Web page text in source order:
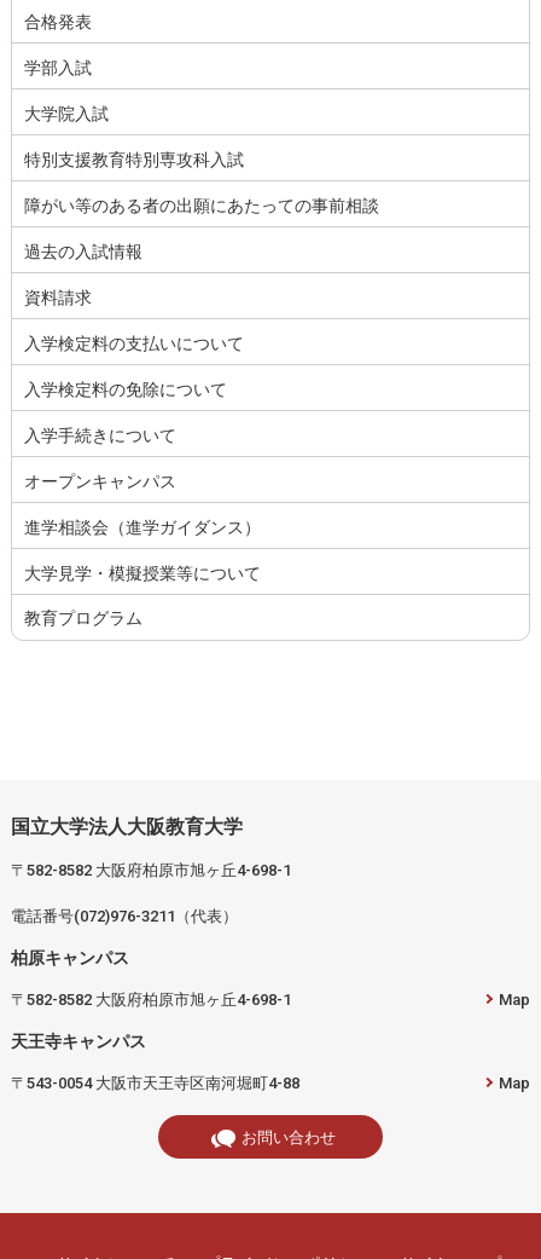
合格発表
学部入試
大学院入試
特別支援教育特別専攻科入試
障がい等のある者の出願にあたっての事前相談
過去の入試情報
資料請求
入学検定料の支払いについて
入学検定料の免除について
入学手続きについて
オープンキャンパス
進学相談会（進学ガイダンス）
大学見学・模擬授業等について
教育プログラム
国立大学法人大阪教育大学
〒582-8582 大阪府柏原市旭ヶ丘4-698-1
電話番号(072)976-3211（代表）
柏原キャンパス
〒582-8582 大阪府柏原市旭ヶ丘4-698-1 Map
天王寺キャンパス
〒543-0054 大阪市天王寺区南河堀町4-88 Map
お問い合わせ